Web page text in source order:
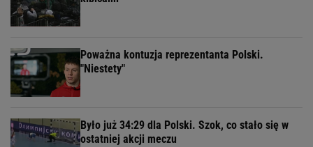
Poważna kontuzja reprezentanta Polski.
"Niestety"
Było już 34:29 dla Polski. Szok, co stało się w
ostatniej akcji meczu